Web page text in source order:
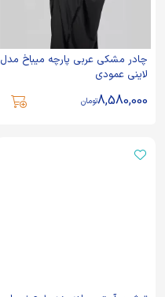
چادر مشکی عربی پارچه میباخ مدل
لاینی عمودی
8,580,000تومان